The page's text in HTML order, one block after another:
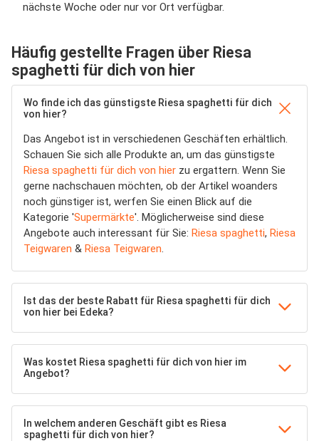
nächste Woche oder nur vor Ort verfügbar.
Häufig gestellte Fragen über Riesa
spaghetti für dich von hier
Wo finde ich das günstigste Riesa spaghetti für dich
von hier?
Das Angebot ist in verschiedenen Geschäften erhältlich.
Schauen Sie sich alle Produkte an, um das günstigste
Riesa spaghetti für dich von hier zu ergattern. Wenn Sie
gerne nachschauen möchten, ob der Artikel woanders
noch günstiger ist, werfen Sie einen Blick auf die
Kategorie 'Supermärkte'. Möglicherweise sind diese
Angebote auch interessant für Sie: Riesa spaghetti, Riesa
Teigwaren & Riesa Teigwaren.
Ist das der beste Rabatt für Riesa spaghetti für dich
von hier bei Edeka?
Was kostet Riesa spaghetti für dich von hier im
Angebot?
In welchem anderen Geschäft gibt es Riesa
spaghetti für dich von hier?